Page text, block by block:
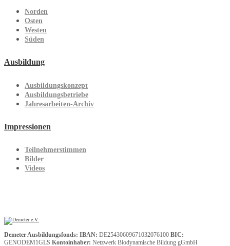
Norden
Osten
Westen
Süden
Ausbildung
Ausbildungskonzept
Ausbildungsbetriebe
Jahresarbeiten-Archiv
Impressionen
Teilnehmerstimmen
Bilder
Videos
Demeter Ausbildungsfonds: IBAN: DE25430609671032076100 BIC:
GENODEM1GLS Kontoinhaber: Netzwerk Biodynamische Bildung gGmbH